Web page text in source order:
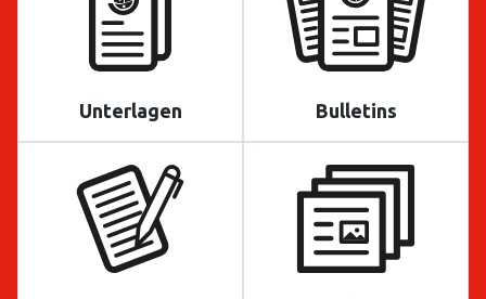
Unterlagen Bulletins